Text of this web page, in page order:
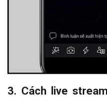
3. Cách live